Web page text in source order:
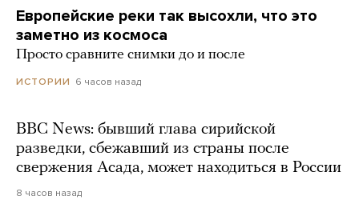
Европейские реки так высохли, что это
заметно из космоса
Просто сравните снимки до и после
ИСТОРИИ 6 часов назад
BBC News: бывший глава сирийской
разведки, сбежавший из страны после
свержения Асада, может находиться в России
8 часов назад